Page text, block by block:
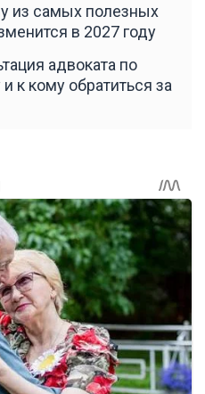
из самых полезных
в 2027 году
адвоката по
к кому обратиться за